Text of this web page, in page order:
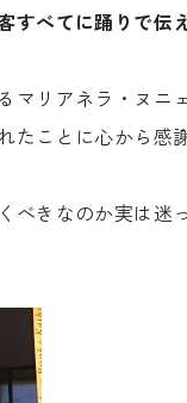
すべてに踊りで伝
マリアネラ・ヌニ
たことに心から感
べきなのか実は迷